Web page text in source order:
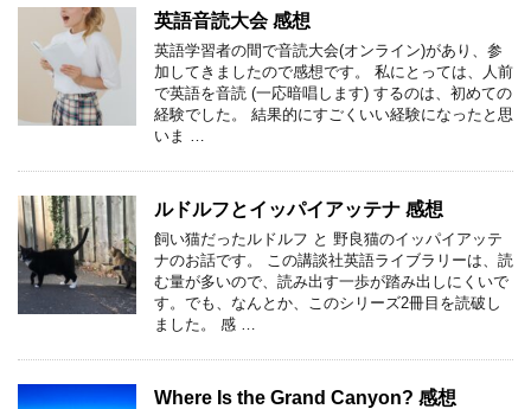
英語音読大会 感想
英語学習者の間で音読大会(オンライン)があり、参
加してきましたので感想です。 私にとっては、人前
で英語を音読 (一応暗唱します) するのは、初めての
経験でした。 結果的にすごくいい経験になったと思
いま …
ルドルフとイッパイアッテナ 感想
飼い猫だったルドルフ と 野良猫のイッパイアッテ
ナのお話です。 この講談社英語ライブラリーは、読
む量が多いので、読み出す一歩が踏み出しにくいで
す。でも、なんとか、このシリーズ2冊目を読破し
ました。 感 …
Where Is the Grand Canyon? 感想